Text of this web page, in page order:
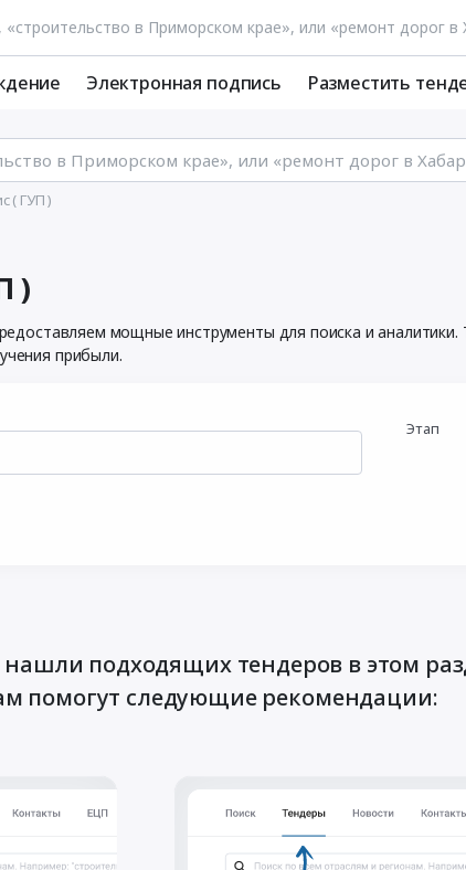
Электронная подпись Разместить
( ГУП )
)
мощные инструменты для поиска и
прибыли.
Этап
подходящих тендеров в этом
помогут следующие рекомендации: